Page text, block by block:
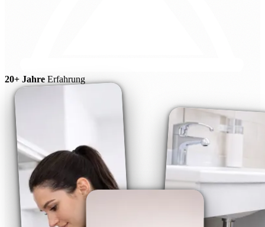
20+ Jahre Erfahrung